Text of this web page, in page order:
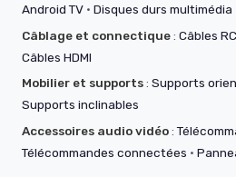
Android TV · Disques durs multimédia
Câblage et connectique: Câbles
Câbles HDMI
Mobilier et supports: Supports
Supports inclinables
Accessoires audio vidéo:
Télécommandes connectées ·